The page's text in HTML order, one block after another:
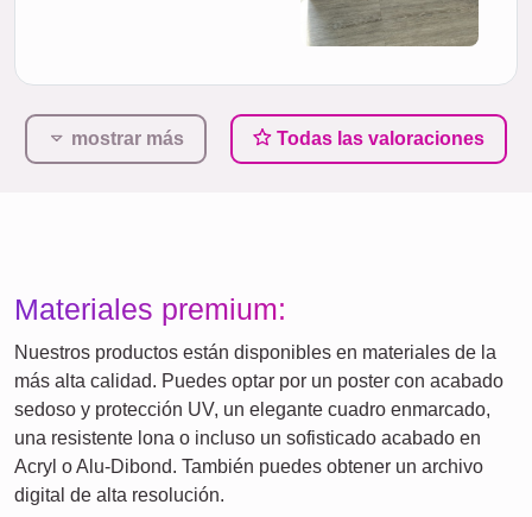
mostrar más Todas las valoraciones
Materiales premium:
Nuestros productos están disponibles en materiales de la
más alta calidad. Puedes optar por un poster con acabado
sedoso y protección UV, un elegante cuadro enmarcado,
una resistente lona o incluso un sofisticado acabado en
Acryl o Alu-Dibond. También puedes obtener un archivo
digital de alta resolución.